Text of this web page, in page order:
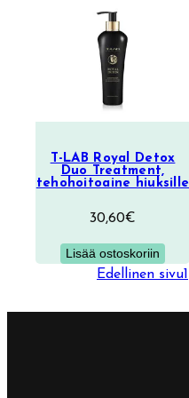
T-LAB Royal Detox
Duo Treatment,
tehohoitoaine hiuksille
30,60€
Lisää ostoskoriin
Edellinen sivu1